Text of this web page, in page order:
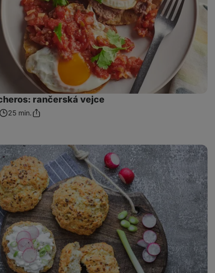
rančerská vejce
25 min.Sdílet